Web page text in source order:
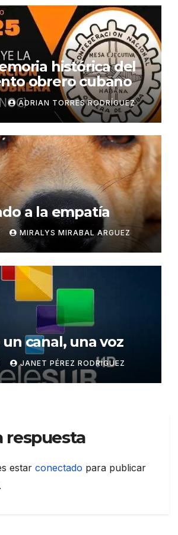
histórica del
obrero cubano
ADRIAN TORRES RODRÍGUEZ
a la empatía
MIRALYS MIRABAL ARGUEZ
canal, una voz
JANET PÉREZ RODRÍGUEZ
respuesta
estar conectado para publicar